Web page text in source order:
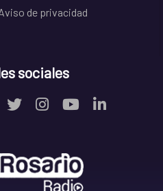
de privacidad
sociales